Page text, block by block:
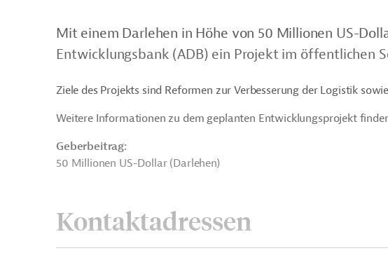
Mit einem Darlehen in Höhe von 50 Millionen US-
Entwicklungsbank (ADB) ein Projekt im öffentlichen
Ziele des Projekts sind Reformen zur Verbesserung der Logistik
Weitere Informationen zu dem geplanten Entwicklungsprojekt
Geberbeitrag:
50 Millionen US-Dollar (Darlehen)
Kontaktadressen